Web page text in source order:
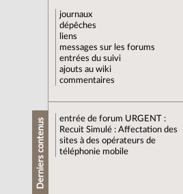
journaux
dépêches
liens
messages sur les forums
entrées du suivi
ajouts au wiki
commentaires
Derniers contenus entrée de forum URGENT :
Recuit Simulé : Affectation des
sites à des opérateurs de
téléphonie mobile